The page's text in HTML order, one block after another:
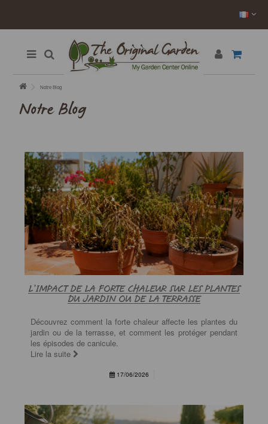
Notre Blog
Notre Blog
L’IMPACT DE LA FORTE CHALEUR SUR LES PLANTES
DU JARDIN OU DE LA TERRASSE
Découvrez comment la forte chaleur affecte les plantes du
jardin ou de la terrasse, et comment les protéger pendant
les épisodes de canicule.
Lire la suite
17/06/2026